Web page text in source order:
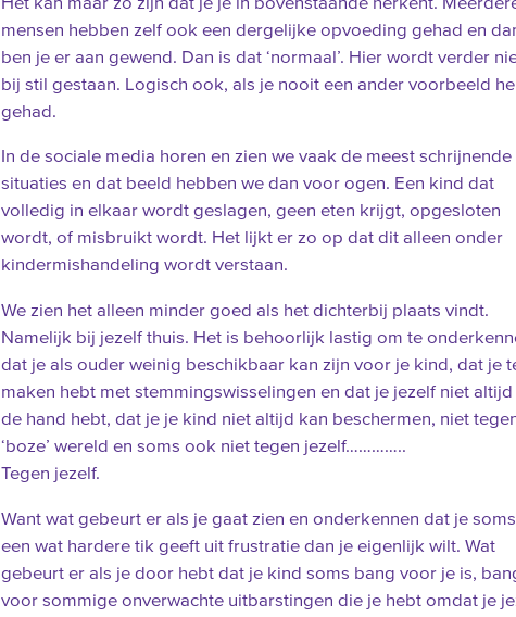
mensen hebben zelf ook een dergelijke opvoeding gehad en
ben je er aan gewend. Dan is dat ‘normaal’. Hier wordt verder
bij stil gestaan. Logisch ook, als je nooit een ander voorbeeld
gehad.
In de sociale media horen en zien we vaak de meest schrijnende
situaties en dat beeld hebben we dan voor ogen. Een kind dat
volledig in elkaar wordt geslagen, geen eten krijgt, opgesloten
wordt, of misbruikt wordt. Het lijkt er zo op dat dit alleen onder
kindermishandeling wordt verstaan.
We zien het alleen minder goed als het dichterbij plaats vindt.
Namelijk bij jezelf thuis. Het is behoorlijk lastig om te
dat je als ouder weinig beschikbaar kan zijn voor je kind, dat je
maken hebt met stemmingswisselingen en dat je jezelf niet altijd
de hand hebt, dat je je kind niet altijd kan beschermen, niet
‘boze’ wereld en soms ook niet tegen jezelf…………..
Tegen jezelf.
Want wat gebeurt er als je gaat zien en onderkennen dat je soms
een wat hardere tik geeft uit frustratie dan je eigenlijk wilt. Wat
gebeurt er als je door hebt dat je kind soms bang voor je is,
voor sommige onverwachte uitbarstingen die je hebt omdat je